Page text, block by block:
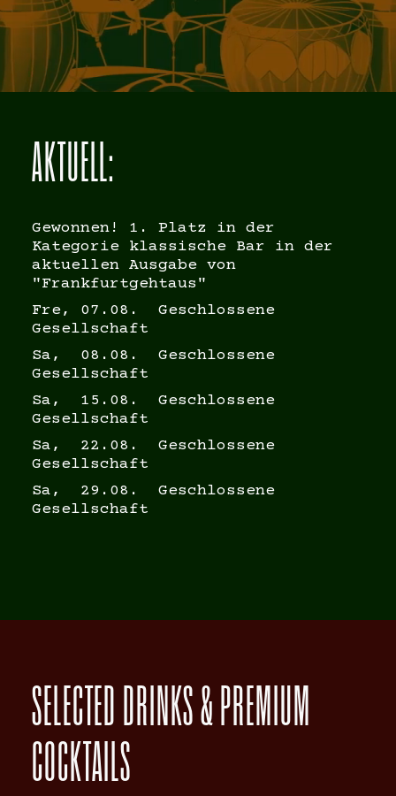
AKTUELL:
Gewonnen! 1. Platz in der
Kategorie klassische Bar in der
aktuellen Ausgabe von
"Frankfurtgehtaus"
Fre, 07.08. Geschlossene
Gesellschaft
Sa, 08.08. Geschlossene
Gesellschaft
Sa, 15.08. Geschlossene
Gesellschaft
Sa, 22.08. Geschlossene
Gesellschaft
Sa, 29.08. Geschlossene
Gesellschaft
SELECTED DRINKS & PREMIUM
COCKTAILS